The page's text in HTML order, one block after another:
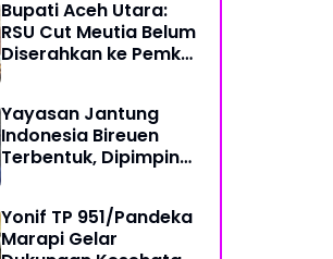
Pulihkan Pasca-Bencana
Bupati Aceh Utara:
RSU Cut Meutia Belum
Diserahkan ke Pemko
Yayasan Jantung
Indonesia Bireuen
Terbentuk, Dipimpin
Yonif TP 951/Pandeka
Marapi Gelar